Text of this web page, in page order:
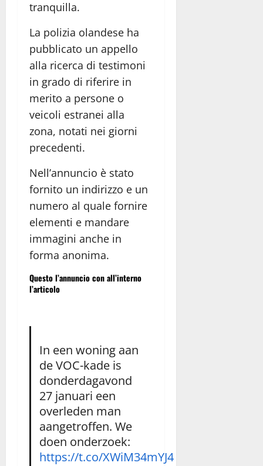
tranquilla.
La polizia olandese ha
pubblicato un appello
alla ricerca di testimoni
in grado di riferire in
merito a persone o
veicoli estranei alla
zona, notati nei giorni
precedenti.
Nell’annuncio è stato
fornito un indirizzo e un
numero al quale fornire
elementi e mandare
immagini anche in
forma anonima.
Questo l’annuncio con all’interno
l’articolo
In een woning aan
de VOC-kade is
donderdagavond
27 januari een
overleden man
aangetroffen. We
doen onderzoek:
https://t.co/XWiM34mYJ4